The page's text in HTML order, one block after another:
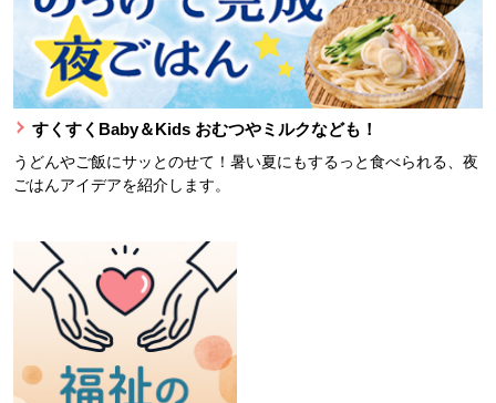
すくすくBaby＆Kids おむつやミルクなども！
うどんやご飯にサッとのせて！暑い夏にもするっと食べられる、夜
ごはんアイデアを紹介します。